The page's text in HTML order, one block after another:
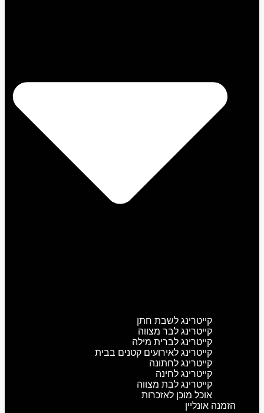
קייטרינג לשבת חתן
קייטרינג לבר מצווה
קייטרינג לברית מילה
קייטרינג לאירועים קטנים בבית
קייטרינג לחתונה
קייטרינג לחינה
קייטרינג לבת מצווה
אוכל מוכן לאזכרות
הזמנה אונליין